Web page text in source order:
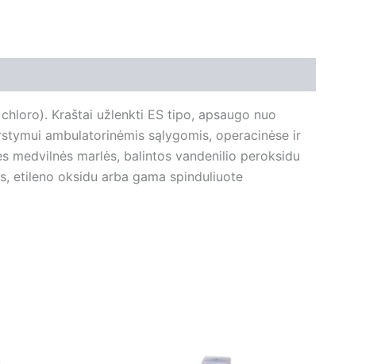
Kraštai užlenkti ES tipo, apsaugo nuo
ambulatorinėmis sąlygomis, operacinėse ir
medvilnės marlės, balintos vandenilio peroksidu
etileno oksidu arba gama spinduliuote